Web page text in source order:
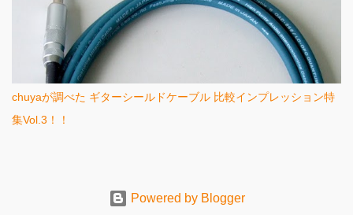
chuyaが調べた ギターシールドケーブル 比較インプレッション特
集Vol.3！！
Powered by Blogger